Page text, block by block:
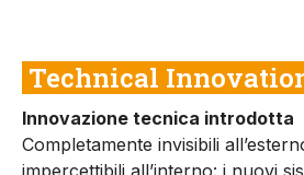
Technical
Innovazione tecnica introdotta
Completamente invisibili